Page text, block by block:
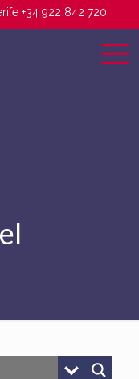
+34 922 842 720